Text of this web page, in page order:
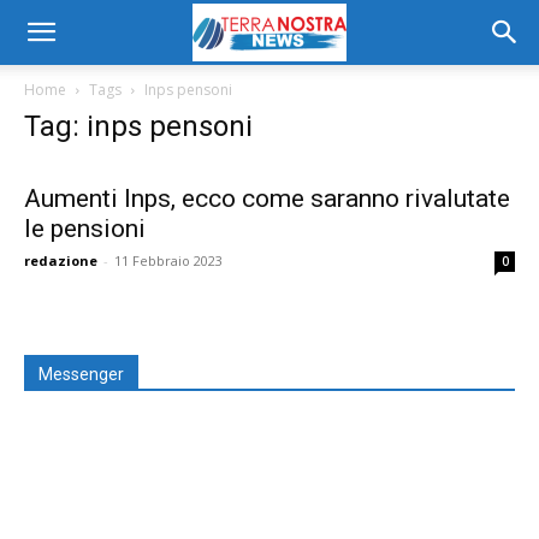
Home Tags Inps pensoni
Tag: inps pensoni
Aumenti Inps, ecco come saranno rivalutate
le pensioni
redazione - 11 Febbraio 2023 0
Messenger